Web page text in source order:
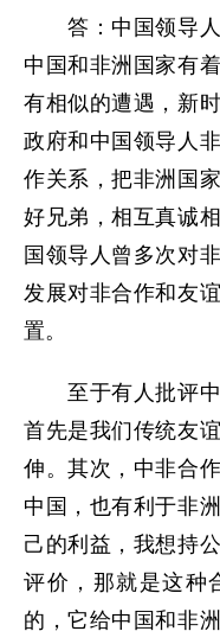
答：中国领导人
中国和非洲国家有
有相似的遭遇，新
政府和中国领导人
作关系，把非洲国
好兄弟，相互真诚
国领导人曾多次对
发展对非合作和友
置。
至于有人批评中
首先是我们传统友
伸。其次，中非合
中国，也有利于非
己的利益，我想持
评价，那就是这种
的，它给中国和非